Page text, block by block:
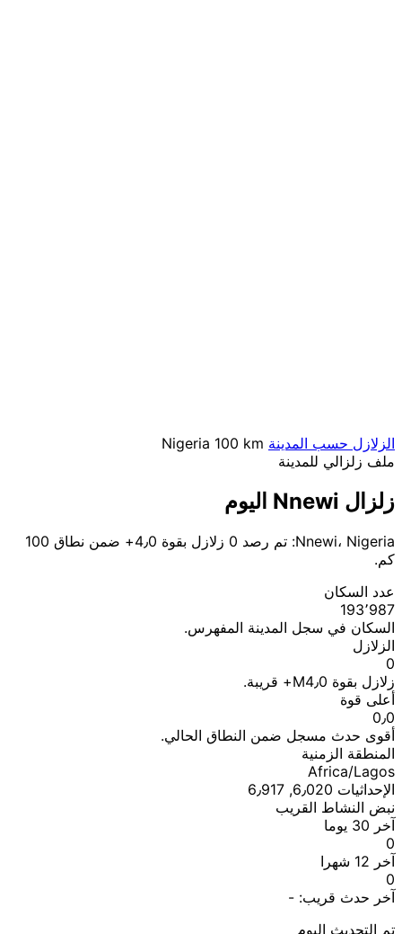
الزلازل حسب المدينة Nigeria 100 km
ملف زلزالي للمدينة
زلزال Nnewi اليوم
Nnewi، Nigeria: تم رصد 0 زلازل بقوة 4٫0+ ضمن نطاق 100
كم.
عدد السكان
193٬987
السكان في سجل المدينة المفهرس.
الزلازل
0
زلازل بقوة M4٫0+ قريبة.
أعلى قوة
0٫0
أقوى حدث مسجل ضمن النطاق الحالي.
المنطقة الزمنية
Africa/Lagos
الإحداثيات 6٫020, 6٫917
نبض النشاط القريب
آخر 30 يوما
0
آخر 12 شهرا
0
آخر حدث قريب: -
تم التحديث اليوم